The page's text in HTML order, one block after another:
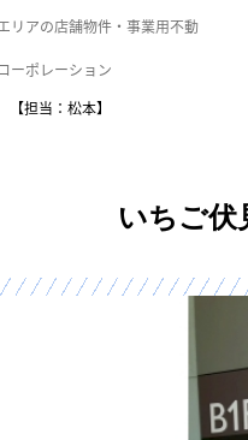
リアの店舗物件・事業用不動
ーポレーション
担当：松本】
いちご